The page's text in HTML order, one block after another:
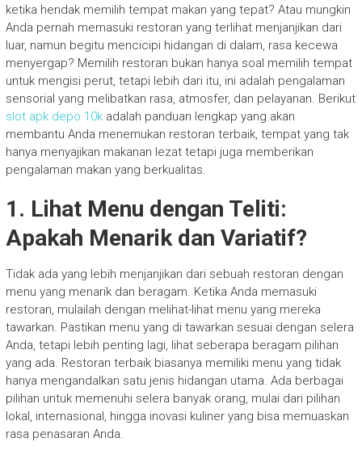
ketika hendak memilih tempat makan yang tepat? Atau mungkin
Anda pernah memasuki restoran yang terlihat menjanjikan dari
luar, namun begitu mencicipi hidangan di dalam, rasa kecewa
menyergap? Memilih restoran bukan hanya soal memilih tempat
untuk mengisi perut, tetapi lebih dari itu, ini adalah pengalaman
sensorial yang melibatkan rasa, atmosfer, dan pelayanan. Berikut
slot apk depo 10kadalah panduan lengkap yang akan
membantu Anda menemukan restoran terbaik, tempat yang tak
hanya menyajikan makanan lezat tetapi juga memberikan
pengalaman makan yang berkualitas.
1. Lihat Menu dengan Teliti:
Apakah Menarik dan Variatif?
Tidak ada yang lebih menjanjikan dari sebuah restoran dengan
menu yang menarik dan beragam. Ketika Anda memasuki
restoran, mulailah dengan melihat-lihat menu yang mereka
tawarkan. Pastikan menu yang di tawarkan sesuai dengan selera
Anda, tetapi lebih penting lagi, lihat seberapa beragam pilihan
yang ada. Restoran terbaik biasanya memiliki menu yang tidak
hanya mengandalkan satu jenis hidangan utama. Ada berbagai
pilihan untuk memenuhi selera banyak orang, mulai dari pilihan
lokal, internasional, hingga inovasi kuliner yang bisa memuaskan
rasa penasaran Anda.